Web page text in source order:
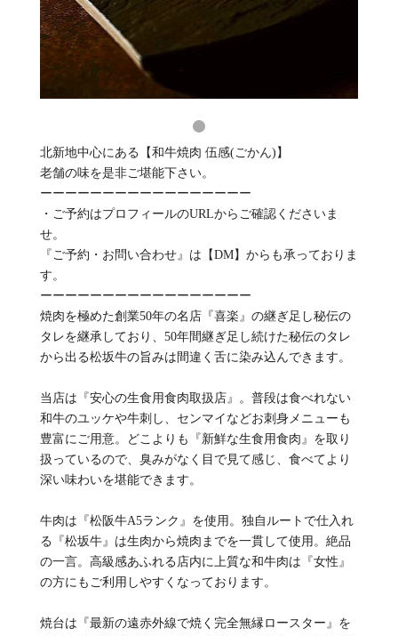
北新地中心にある【和牛焼肉 伍感(ごかん)】
老舗の味を是非ご堪能下さい。
ーーーーーーーーーーーーーーーーー
・ご予約はプロフィールのURLからご確認くださいま
せ。
『ご予約・お問い合わせ』は【DM】からも承っておりま
す。
ーーーーーーーーーーーーーーーーー
焼肉を極めた創業50年の名店『喜楽』の継ぎ足し秘伝の
タレを継承しており、50年間継ぎ足し続けた秘伝のタレ
から出る松坂牛の旨みは間違く舌に染み込んできます。
当店は『安心の生食用食肉取扱店』。普段は食べれない
和牛のユッケや牛刺し、センマイなどお刺身メニューも
豊富にご用意。どこよりも『新鮮な生食用食肉』を取り
扱っているので、臭みがなく目で見て感じ、食べてより
深い味わいを堪能できます。
牛肉は『松阪牛A5ランク』を使用。独自ルートで仕入れ
る『松坂牛』は生肉から焼肉までを一貫して使用。絶品
の一言。高級感あふれる店内に上質な和牛肉は『女性』
の方にもご利用しやすくなっております。
焼台は『最新の遠赤外線で焼く完全無縁ロースター』を